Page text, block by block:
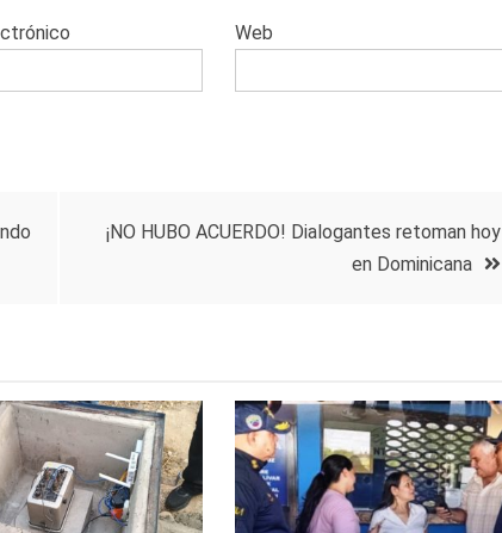
Web
¡NO HUBO ACUERDO! Dialogantes retoman hoy
en Dominicana